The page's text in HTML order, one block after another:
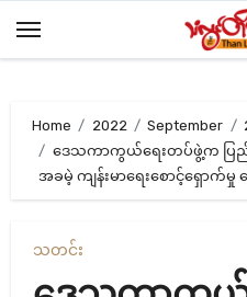
Home 2022 September
ဒေသကာကွယ်ရေးတပ်ဖွဲ့က ပ
အခမဲ့ ကျန်းမာရေးစောင့်ရှောက်မှု ပ
သတင်း